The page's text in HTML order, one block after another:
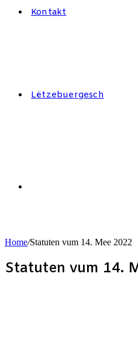
Kontakt
Lëtzebuergesch
for
Home/Statuten vum 14. Mee 2022
Statuten vum 14.